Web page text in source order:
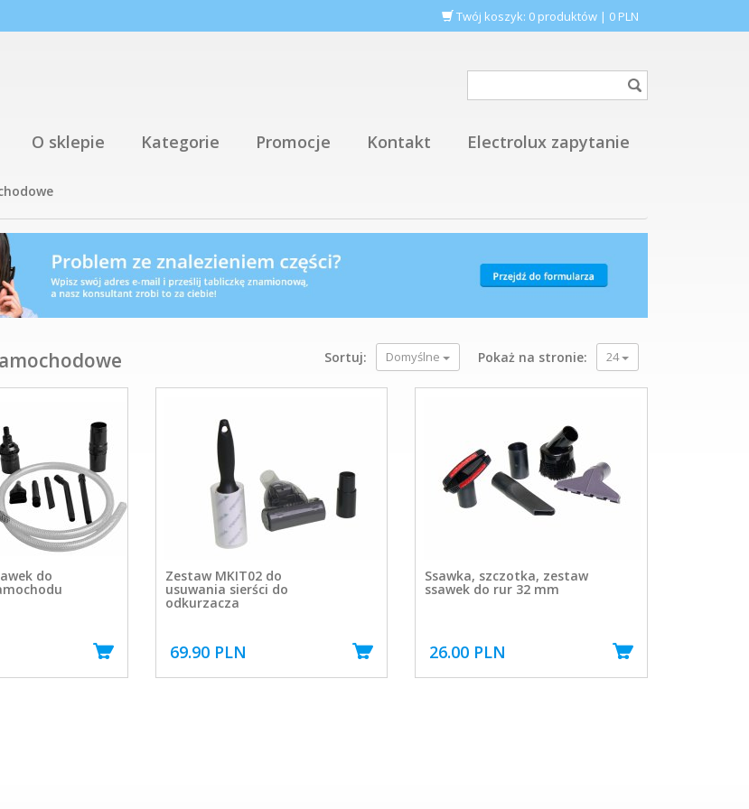
Twój koszyk: 0 produktów | 0 PLN
O sklepie Kategorie Promocje Kontakt Electrolux zapytanie
Sortuj: Domyślne Pokaż na stronie: 24
do Zestaw MKIT02 do
usuwania sierści do
odkurzacza
69.90 PLN
Ssawka, szczotka, zestaw
ssawek do rur 32 mm
26.00 PLN